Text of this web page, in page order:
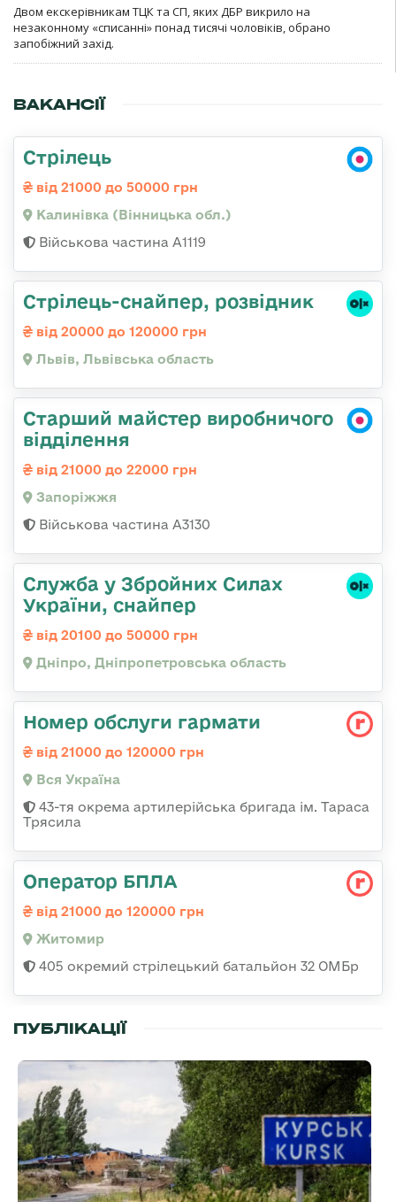
Двом екскерівникам ТЦК та СП, яких ДБР викрило на
незаконному «списанні» понад тисячі чоловіків, обрано
запобіжний захід.
ВАКАНСІЇ
Стрілець
від 21000 до 50000 грн
Калинівка (Вінницька обл.)
Військова частина А1119
Стрілець-снайпер, розвідник
від 20000 до 120000 грн
Львів, Львівська область
Старший майстер виробничого
відділення
від 21000 до 22000 грн
Запоріжжя
Військова частина А3130
Служба у Збройних Силах
України, снайпер
від 20100 до 50000 грн
Дніпро, Дніпропетровська область
Номер обслуги гармати
від 21000 до 120000 грн
Вся Україна
43-тя окрема артилерійська бригада ім. Тараса
Трясила
Оператор БПЛА
від 21000 до 120000 грн
Житомир
405 окремий стрілецький батальйон 32 ОМБр
ПУБЛІКАЦІЇ